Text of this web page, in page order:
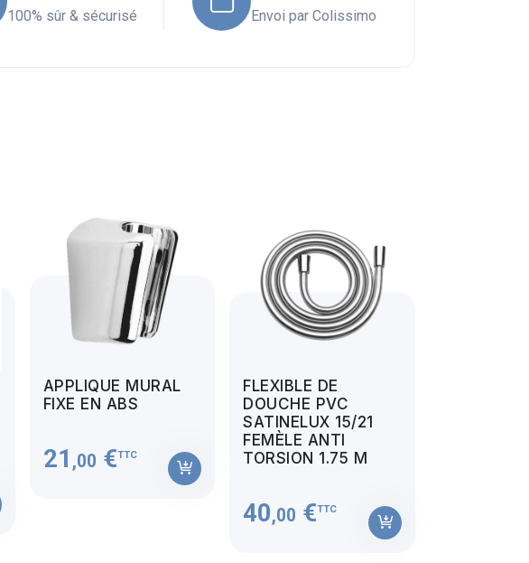
100% sûr & sécurisé Envoi par Colissimo
APPLIQUE MURAL
FIXE EN ABS
21 ,00 €TTC
FLEXIBLE DE
DOUCHE PVC
SATINELUX 15/21
FEMÈLE ANTI
TORSION 1.75 M
40,00 €TTC